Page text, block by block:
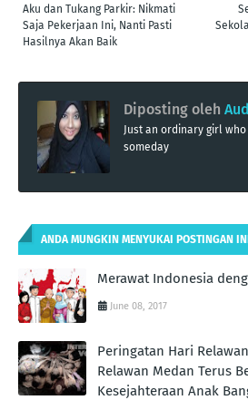
Aku dan Tukang Parkir: Nikmati
Saja Pekerjaan Ini, Nanti Pasti
Hasilnya Akan Baik
Diposting oleh
Just an ordinary girl
someday
ANDA MUNGKIN MENYUKAI POSTINGAN
Merawat Indonesia
June 08, 2017
Peringatan Hari
Relawan Medan Terus
Kesejahteraan Anak